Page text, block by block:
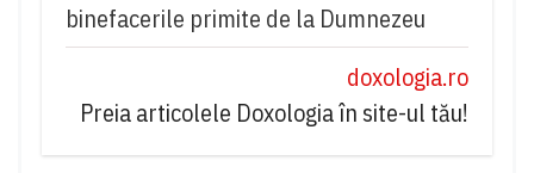
binefacerile primite de la Dumnezeu
doxologia.ro
Preia articolele Doxologia în site-ul tău!